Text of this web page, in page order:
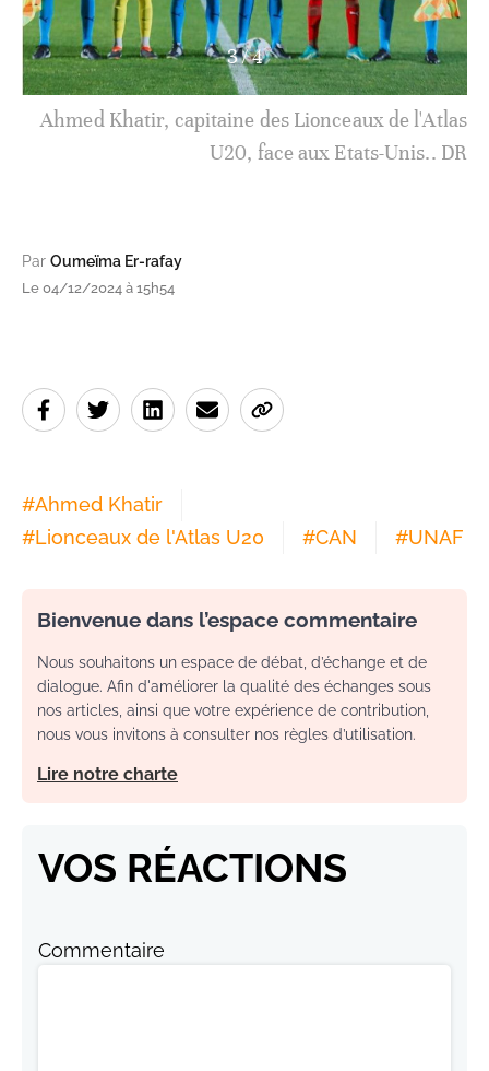
3/4
Ahmed Khatir, capitaine des Lionceaux de l'Atlas
U20, face aux Etats-Unis.. DR
Par Oumeïma Er-rafay
Le 04/12/2024 à 15h54
#Ahmed Khatir
#Lionceaux de l'Atlas U20 #CAN #UNAF
Bienvenue dans l’espace commentaire
Nous souhaitons un espace de débat, d’échange et de
dialogue. Afin d'améliorer la qualité des échanges sous
nos articles, ainsi que votre expérience de contribution,
nous vous invitons à consulter nos règles d’utilisation.
Lire notre charte
VOS RÉACTIONS
Commentaire